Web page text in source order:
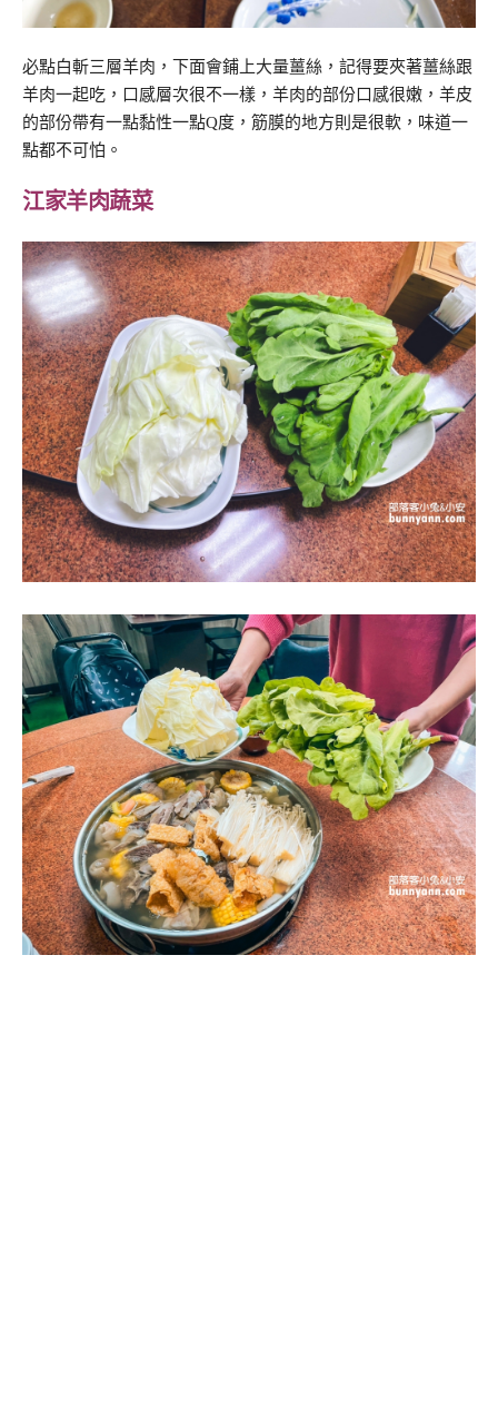
必點白斬三層羊肉，下面會鋪上大量薑絲，記得要夾著薑絲跟
羊肉一起吃，口感層次很不一樣，羊肉的部份口感很嫩，羊皮
的部份帶有一點黏性一點Q度，筋膜的地方則是很軟，味道一
點都不可怕。
江家羊肉蔬菜